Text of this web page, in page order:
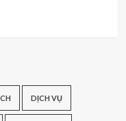
DỊCH VỤ